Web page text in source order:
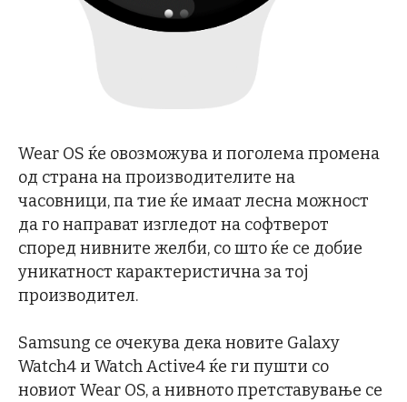
Wear OS ќе овозможува и поголема промена
од страна на производителите на
часовници, па тие ќе имаат лесна можност
да го направат изгледот на софтверот
според нивните желби, со што ќе се добие
уникатност карактеристична за тој
производител.
Samsung се очекува дека новите Galaxy
Watch4 и Watch Active4 ќе ги пушти со
новиот Wear OS, а нивното претставување се